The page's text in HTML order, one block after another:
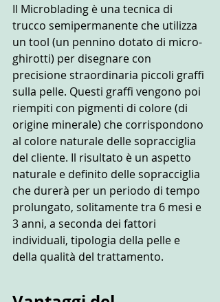
Il Microblading è una tecnica di
trucco semipermanente che utilizza
un tool (un pennino dotato di micro-
ghirotti) per disegnare con
precisione straordinaria piccoli graffi
sulla pelle. Questi graffi vengono poi
riempiti con pigmenti di colore (di
origine minerale) che corrispondono
al colore naturale delle sopracciglia
del cliente. Il risultato è un aspetto
naturale e definito delle sopracciglia
che durerà per un periodo di tempo
prolungato, solitamente tra 6 mesi e
3 anni, a seconda dei fattori
individuali, tipologia della pelle e
della qualità del trattamento.